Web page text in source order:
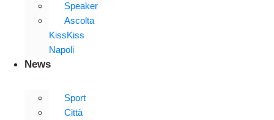
Speaker
Ascolta
KissKiss
Napoli
News
Sport
Città